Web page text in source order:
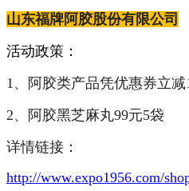
山东福牌阿胶股份有限公司
活动政策：
1、阿胶类产品凭优惠券立减
2、阿胶黑芝麻丸99元5袋
详情链接：
http://www.expo1956.com/